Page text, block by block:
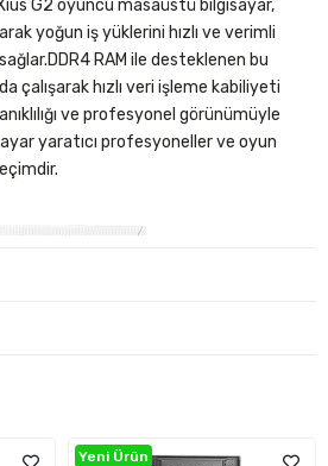
G2 oyuncu masaüstü bilgisayar,
yoğun iş yüklerini hızlı ve verimli
RAM ile desteklenen bu
çalışarak hızlı veri işleme kabiliyeti
ve profesyonel görünümüyle
yaratıcı profesyoneller ve oyun
Yeni Ürün